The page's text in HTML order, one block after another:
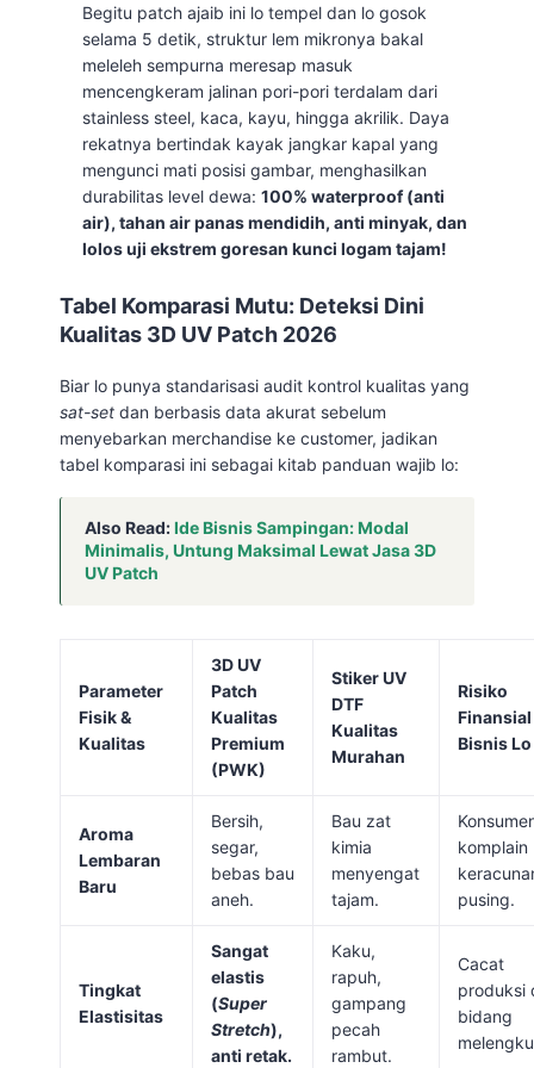
Begitu patch ajaib ini lo tempel dan lo gosok
selama 5 detik, struktur lem mikronya bakal
meleleh sempurna meresap masuk
mencengkeram jalinan pori-pori terdalam dari
stainless steel, kaca, kayu, hingga akrilik. Daya
rekatnya bertindak kayak jangkar kapal yang
mengunci mati posisi gambar, menghasilkan
durabilitas level dewa:100% waterproof (anti
air), tahan air panas mendidih, anti minyak, dan
lolos uji ekstrem goresan kunci logam tajam!
Tabel Komparasi Mutu: Deteksi Dini
Kualitas 3D UV Patch 2026
Biar lo punya standarisasi audit kontrol kualitas yang
sat-set dan berbasis data akurat sebelum
menyebarkan merchandise ke customer, jadikan
tabel komparasi ini sebagai kitab panduan wajib lo:
Also Read:Ide Bisnis Sampingan: Modal
Minimalis, Untung Maksimal Lewat Jasa 3D
UV Patch
Parameter
Fisik &
Kualitas
3D UV
Patch
Kualitas
Premium
(PWK)
Stiker UV
DTF
Kualitas
Murahan
Risiko
Finansial
Bisnis Lo
Aroma
Lembaran
Baru
Bersih,
segar,
bebas bau
aneh.
Bau zat
kimia
menyengat
tajam.
komplain
pusing.
Tingkat
Elastisitas
Sangat
elastis
(Super
Stretch),
anti retak.
Kaku,
rapuh,
gampang
pecah
rambut.
Cacat
produksi
bidang